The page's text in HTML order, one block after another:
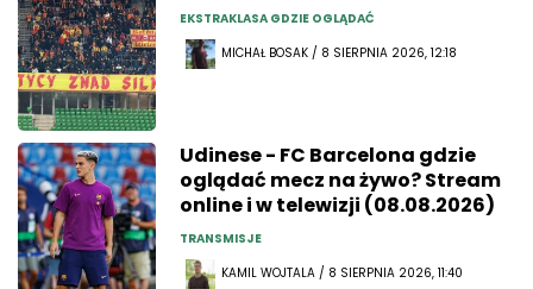
EKSTRAKLASA GDZIE OGLĄDAĆ
MICHAŁ BOSAK / 8 SIERPNIA 2026, 12:18
Udinese - FC Barcelona gdzie
oglądać mecz na żywo? Stream
online i w telewizji (08.08.2026)
TRANSMISJE
KAMIL WOJTALA / 8 SIERPNIA 2026, 11:40